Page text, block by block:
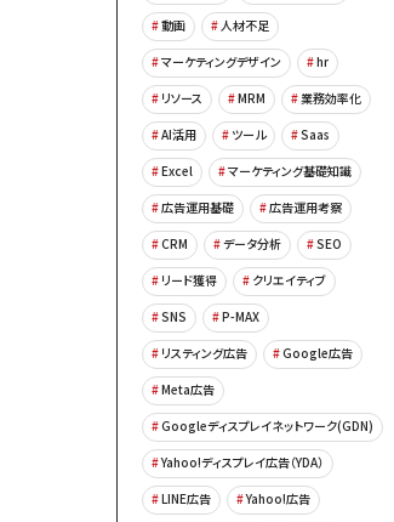
動画
人材不足
マーケティングデザイン
hr
リソース
MRM
業務効率化
AI活用
ツール
Saas
Excel
マーケティング基礎知識
広告運用基礎
広告運用考察
CRM
データ分析
SEO
リード獲得
クリエイティブ
SNS
P-MAX
リスティング広告
Google広告
Meta広告
Googleディスプレイネットワーク(GDN)
Yahoo!ディスプレイ広告（YDA）
LINE広告
Yahoo!広告